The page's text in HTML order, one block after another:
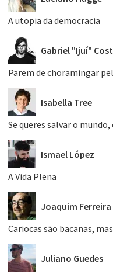
A utopia da democracia
Gabriel "Ijuí"
Parem de choramingar
Isabella Tree
Se queres salvar o
Ismael López
A Vida Plena
Joaquim
Cariocas são bacanas,
Juliano Guedes